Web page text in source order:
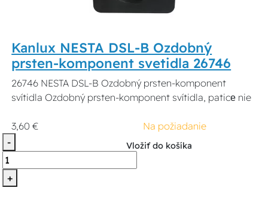
Kanlux NESTA DSL-B Ozdobný
prsten-komponent svetidla 26746
26746 NESTA DSL-B Ozdobný prsten-komponent
svítidla Ozdobný prsten-komponent svítidla, paticе nie
3,60 €
Na požiadanie
-
+
Vložiť do košíka